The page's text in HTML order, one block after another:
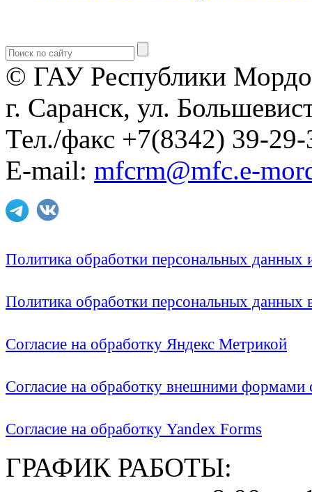
© ГАУ Республики
г. Саранск, ул.
Тел./факс +7(8342) 39-29-
E-mail: mfcrm@mfc.e-
Политика обработки персональных
Политика обработки персональных
Согласие на обработку Яндекс Метрикой
Согласие на обработку внешними формами
Согласие на обработку Yandex Forms
ГРАФИК РАБОТЫ: